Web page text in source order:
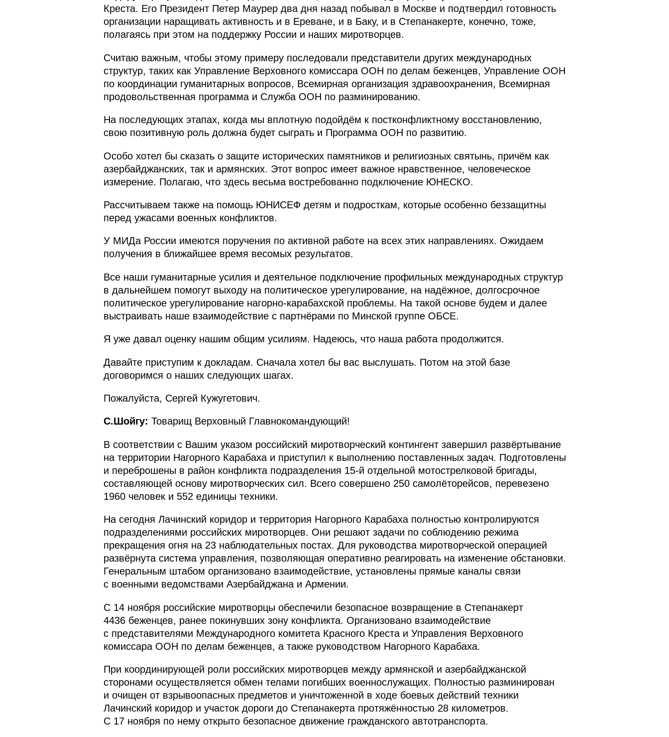
Креста. Его Президент Петер Маурер два дня назад побывал в Москве и подтвердил готовность
организации наращивать активность и в Ереване, и в Баку, и в Степанакерте, конечно, тоже,
полагаясь при этом на поддержку России и наших миротворцев.
Считаю важным, чтобы этому примеру последовали представители других международных
структур, таких как Управление Верховного комиссара ООН по делам беженцев, Управление ООН
по координации гуманитарных вопросов, Всемирная организация здравоохранения, Всемирная
продовольственная программа и Служба ООН по разминированию.
На последующих этапах, когда мы вплотную подойдём к постконфликтному восстановлению,
свою позитивную роль должна будет сыграть и Программа ООН по развитию.
Особо хотел бы сказать о защите исторических памятников и религиозных святынь, причём как
азербайджанских, так и армянских. Этот вопрос имеет важное нравственное, человеческое
измерение. Полагаю, что здесь весьма востребованно подключение ЮНЕСКО.
Рассчитываем также на помощь ЮНИСЕФ детям и подросткам, которые особенно беззащитны
перед ужасами военных конфликтов.
У МИДа России имеются поручения по активной работе на всех этих направлениях. Ожидаем
получения в ближайшее время весомых результатов.
Все наши гуманитарные усилия и деятельное подключение профильных международных структур
в дальнейшем помогут выходу на политическое урегулирование, на надёжное, долгосрочное
политическое урегулирование нагорно-карабахской проблемы. На такой основе будем и далее
выстраивать наше взаимодействие с партнёрами по Минской группе ОБСЕ.
Я уже давал оценку нашим общим усилиям. Надеюсь, что наша работа продолжится.
Давайте приступим к докладам. Сначала хотел бы вас выслушать. Потом на этой базе
договоримся о наших следующих шагах.
Пожалуйста, Сергей Кужугетович.
С.Шойгу: Товарищ Верховный Главнокомандующий!
В соответствии с Вашим указом российский миротворческий контингент завершил развёртывание
на территории Нагорного Карабаха и приступил к выполнению поставленных задач. Подготовлены
и переброшены в район конфликта подразделения 15-й отдельной мотострелковой бригады,
составляющей основу миротворческих сил. Всего совершено 250 самолёторейсов, перевезено
1960 человек и 552 единицы техники.
На сегодня Лачинский коридор и территория Нагорного Карабаха полностью контролируются
подразделениями российских миротворцев. Они решают задачи по соблюдению режима
прекращения огня на 23 наблюдательных постах. Для руководства миротворческой операцией
развёрнута система управления, позволяющая оперативно реагировать на изменение обстановки.
Генеральным штабом организовано взаимодействие, установлены прямые каналы связи
с военными ведомствами Азербайджана и Армении.
С 14 ноября российские миротворцы обеспечили безопасное возвращение в Степанакерт
4436 беженцев, ранее покинувших зону конфликта. Организовано взаимодействие
с представителями Международного комитета Красного Креста и Управления Верховного
комиссара ООН по делам беженцев, а также руководством Нагорного Карабаха.
При координирующей роли российских миротворцев между армянской и азербайджанской
сторонами осуществляется обмен телами погибших военнослужащих. Полностью разминирован
и очищен от взрывоопасных предметов и уничтоженной в ходе боевых действий техники
Лачинский коридор и участок дороги до Степанакерта протяжённостью 28 километров.
С 17 ноября по нему открыто безопасное движение гражданского автотранспорта.